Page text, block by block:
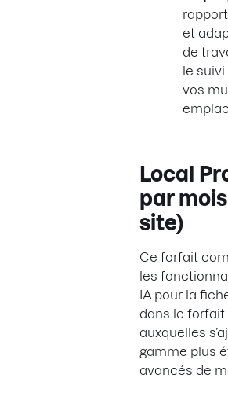
et
de
le suivi
vos
Local
par
site)
Ce forfait
les
IA pour la
dans le forfait
auxquelles
gamme plus
avancés de